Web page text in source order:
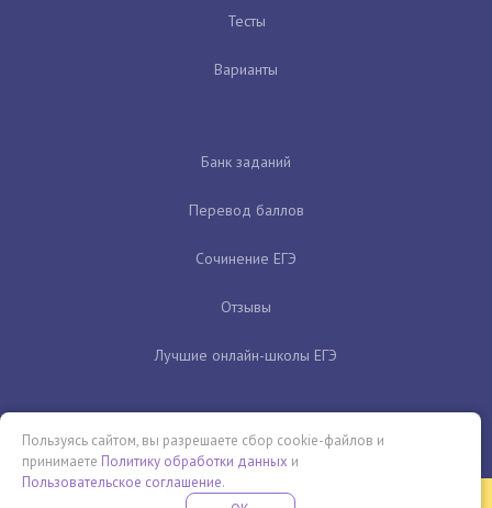
Тесты
Варианты
Банк заданий
Перевод баллов
Сочинение ЕГЭ
Отзывы
Лучшие онлайн-школы ЕГЭ
Пользуясь сайтом, вы разрешаете сбор cookie-файлов и
принимаете Политику обработки данных и
Пользовательское соглашение.